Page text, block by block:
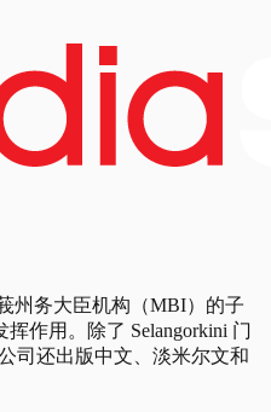
州务大臣机构（MBI）的子
作用。除了 Selangorkini 门
司还出版中文、淡米尔文和